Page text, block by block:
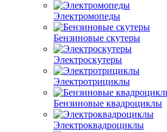
Электромопеды
Бензиновые скутеры
Электроскутеры
Электротрициклы
Бензиновые квадроциклы
Электроквадроциклы